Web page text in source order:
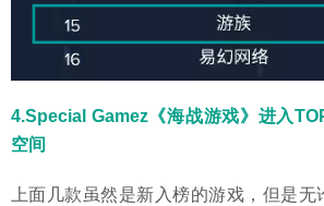
4.Special Gamez《海战游戏》进入
空间
上面几款虽然是新入榜的游戏，但是无